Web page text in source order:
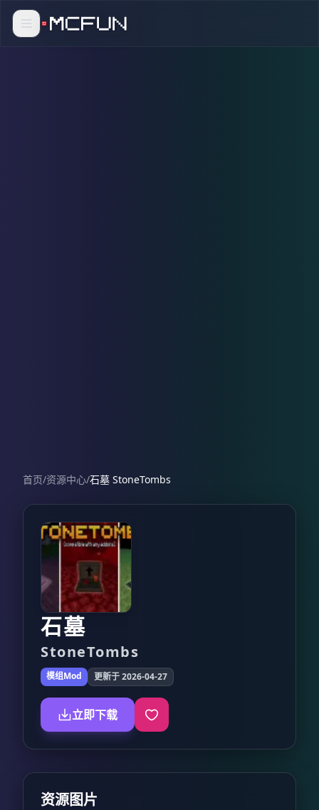
首页/资源中心/石墓 StoneTombs
石墓
StoneTombs
模组Mod 更新于 2026-04-27
立即下载
资源图片